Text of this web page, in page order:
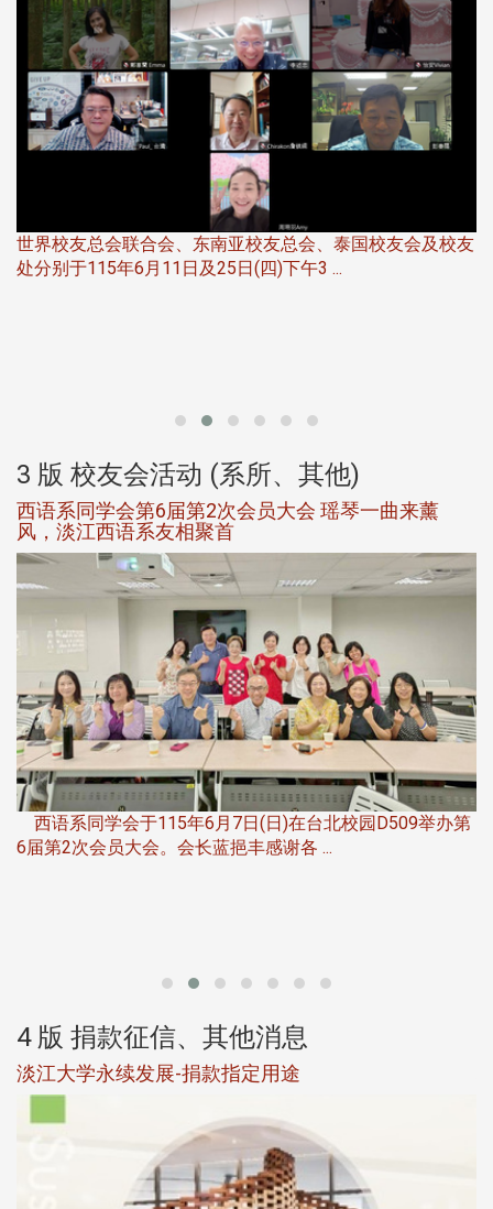
世界校友总会联合会、东南亚校友总会、泰国校友会及校友
处分别于115年6月11日及25日(四)下午3 ...
3 版 校友会活动 (系所、其他)
西语系同学会第6届第2次会员大会 瑶琴一曲来薰
风，淡江西语系友相聚首
西语系同学会于115年6月7日(日)在台北校园D509举办第
6届第2次会员大会。会长蓝挹丰感谢各 ...
4 版 捐款征信、其他消息
淡江大学永续发展-捐款指定用途